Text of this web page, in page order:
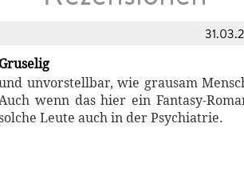
Gruselig
unvorstellbar, wie grausam
wenn das hier ein Fantasy-
Leute auch in der Psychiatrie.